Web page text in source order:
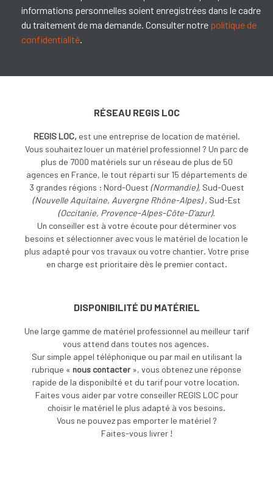
informations personnelles soient enregistrées dans le cadre
du traitement de ma demande. Consulter notre politique de
confidentialité.
RÉSEAU REGIS LOC
REGIS LOC, est une entreprise de location de matériel.
Vous souhaitez louer un matériel professionnel ? Un parc de
plus de 7000 matériels sur un réseau de plus de 50
agences en France, le tout réparti sur 15 départements de
3 grandes régions : Nord-Ouest (Normandie), Sud-Ouest
(Nouvelle Aquitaine, Auvergne Rhône-Alpes) , Sud-Est
(Occitanie, Provence-Alpes-Côte-D’azur).
Un conseiller est à votre écoute pour déterminer vos
besoins et sélectionner avec vous le matériel de location le
plus adapté pour vos travaux ou votre chantier. Votre prise
en charge est prioritaire dès le premier contact.
DISPONIBILITÉ DU MATÉRIEL
Une large gamme de matériel professionnel au meilleur tarif
vous attend dans toutes nos agences.
Sur simple appel téléphonique ou par mail en utilisant la
rubrique « nous contacter», vous obtenez une réponse
rapide de la disponibilté et du tarif pour votre location.
Faites vous aider par votre conseiller REGIS LOC pour
choisir le matériel le plus adapté à vos besoins.
Vous ne pouvez pas emporter le matériel ?
Faites-vous livrer !